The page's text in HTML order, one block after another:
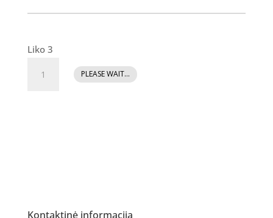
Liko 3
kiekis:
PLEASE WAIT...
Kontaktinė informacija